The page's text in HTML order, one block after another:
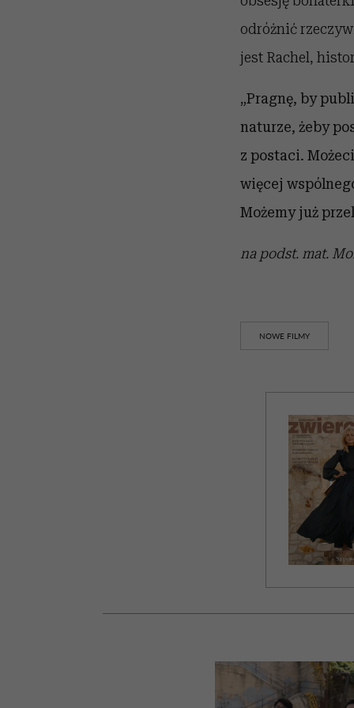
odróżnić
jest Rachel,
„Pragnę, by
naturze, żeby
z postaci.
więcej
Możemy już
na podst. mat.
NOWE FILMY